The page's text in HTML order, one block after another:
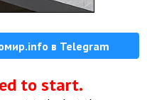
в Telegram
to start.